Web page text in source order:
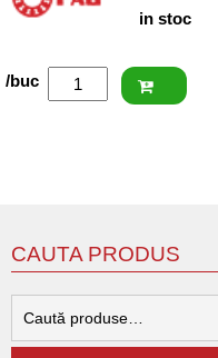
in stoc
Cantitate
/buc
CAUTA PRODUS